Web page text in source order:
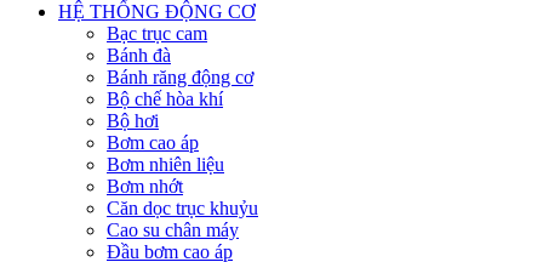
HỆ THỐNG ĐỘNG CƠ
Bạc trục cam
Bánh đà
Bánh răng động cơ
Bộ chế hòa khí
Bộ hơi
Bơm cao áp
Bơm nhiên liệu
Bơm nhớt
Căn dọc trục khuỷu
Cao su chân máy
Đầu bơm cao áp